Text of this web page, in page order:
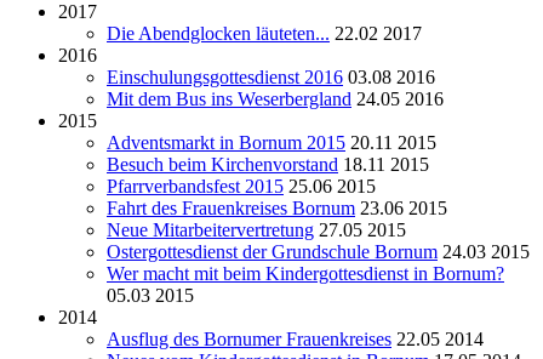
2017
Die Abendglocken läuteten... 22.02 2017
2016
Einschulungsgottesdienst 2016 03.08 2016
Mit dem Bus ins Weserbergland 24.05 2016
2015
Adventsmarkt in Bornum 2015 20.11 2015
Besuch beim Kirchenvorstand 18.11 2015
Pfarrverbandsfest 2015 25.06 2015
Fahrt des Frauenkreises Bornum 23.06 2015
Neue Mitarbeitervertretung 27.05 2015
Ostergottesdienst der Grundschule Bornum 24.03 2015
Wer macht mit beim Kindergottesdienst in Bornum?
05.03 2015
2014
Ausflug des Bornumer Frauenkreises 22.05 2014